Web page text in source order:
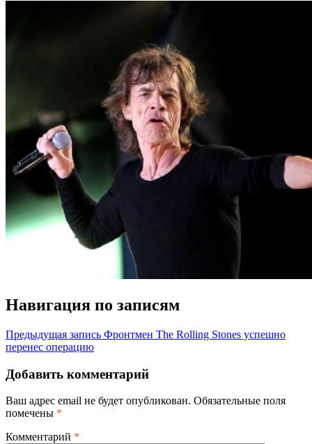
Навигация по записям
Предыдущая запись Фронтмен The Rolling Stones успешно
перенес операцию
Добавить комментарий
Ваш адрес email не будет опубликован. Обязательные поля
помечены *
Комментарий *